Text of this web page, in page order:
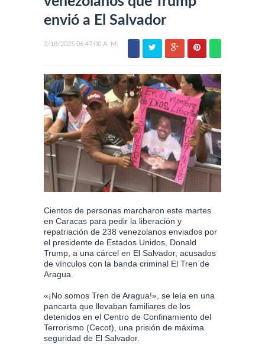
envió a El Salvador
3/18/2025 06:47:00 A. M.
Cientos de personas marcharon este martes
en Caracas para pedir la liberación y
repatriación de 238 venezolanos enviados por
el presidente de Estados Unidos, Donald
Trump, a una cárcel en El Salvador, acusados
de vínculos con la banda criminal El Tren de
Aragua.
«¡No somos Tren de Aragua!», se leía en una
pancarta que llevaban familiares de los
detenidos en el Centro de Confinamiento del
Terrorismo (Cecot), una prisión de máxima
seguridad de El Salvador.